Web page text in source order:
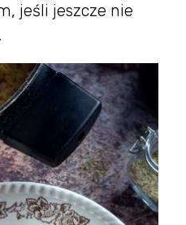
jeśli jeszcze nie